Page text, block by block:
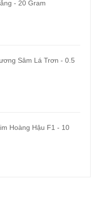
- 20 Gram
Sâm Lá Trơn - 0.5
Hoàng Hậu F1 - 10